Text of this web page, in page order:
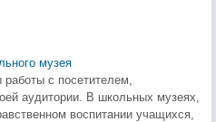
музея
с посетителем,
аудитории. В школьных музеях,
воспитании учащихся,